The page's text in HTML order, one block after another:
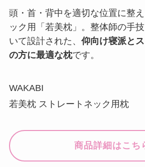
頭・首・背中を適切な位置に整
ック用「若美枕」。整体師の手
いて設計された、 仰向け寝派と
の方に最適な枕です。
WAKABI
若美枕 ストレートネック用枕
商品詳細はこち